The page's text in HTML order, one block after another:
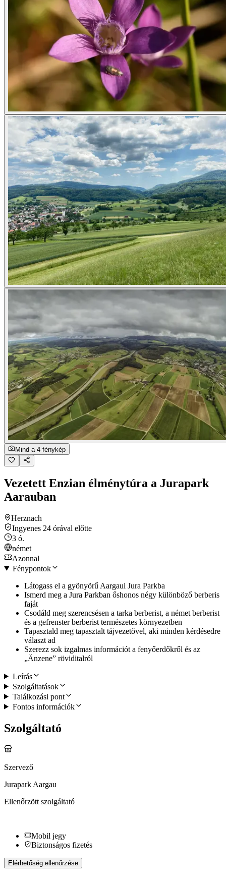
Mind a 4 fénykép
Vezetett Enzian élménytúra a Jurapark
Aarauban
Herznach
Ingyenes 24 órával előtte
3 ó.
német
Azonnal
Fénypontok
Látogass el a gyönyörű Aargaui Jura Parkba
Ismerd meg a Jura Parkban őshonos négy különböző berberis
faját
Csodáld meg szerencsésen a tarka berberist, a német berberist
és a gefrenster berberist természetes környezetben
Tapasztald meg tapasztalt tájvezetővel, aki minden kérdésedre
választ ad
Szerezz sok izgalmas információt a fenyőerdőkről és az
„Änzene” röviditalról
Leírás
Szolgáltatások
Találkozási pont
Fontos információk
Szolgáltató
Szervező
Jurapark Aargau
Ellenőrzött szolgáltató
Mobil jegy
Biztonságos fizetés
Elérhetőség ellenőrzése